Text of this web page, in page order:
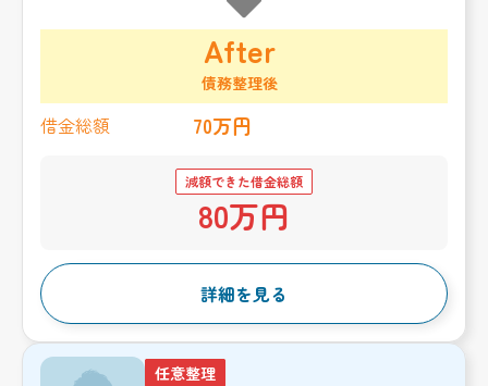
After
債務整理後
借金総額 70万円
減額できた借金総額
80万円
詳細を見る
任意整理